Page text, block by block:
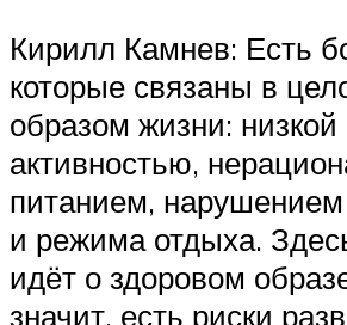
Кирилл Камнев: Есть
которые связаны в
образом жизни:
активностью,
питанием,
и режима отдыха.
идёт о здоровом
значит, есть риски